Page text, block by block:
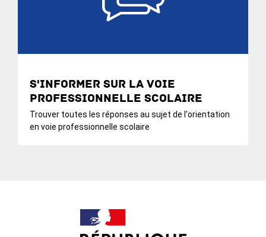
S'informer sur la voie
professionnelle scolaire
Trouver toutes les réponses au sujet de l'orientation
en voie professionnelle scolaire